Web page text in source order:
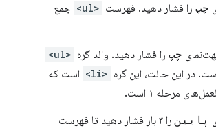
چپ را فشار دهید. فهرست <ul>
جمع
چپ را فشار دهید. والد گره <ul>
در این حالت، این گره <li>
است که
مرحله ۱ است.
پایینرا ۳ بار فشار دهید تا فهرست